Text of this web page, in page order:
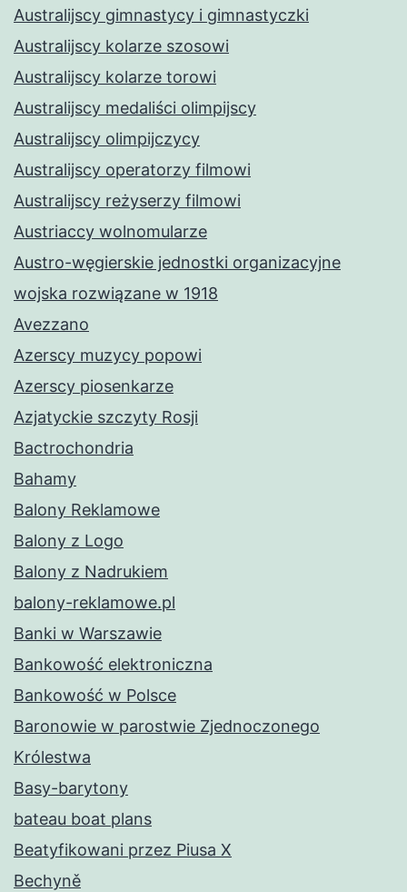
Australijscy gimnastycy i gimnastyczki
Australijscy kolarze szosowi
Australijscy kolarze torowi
Australijscy medaliści olimpijscy
Australijscy olimpijczycy
Australijscy operatorzy filmowi
Australijscy reżyserzy filmowi
Austriaccy wolnomularze
Austro-węgierskie jednostki organizacyjne
wojska rozwiązane w 1918
Avezzano
Azerscy muzycy popowi
Azerscy piosenkarze
Azjatyckie szczyty Rosji
Bactrochondria
Bahamy
Balony Reklamowe
Balony z Logo
Balony z Nadrukiem
balony-reklamowe.pl
Banki w Warszawie
Bankowość elektroniczna
Bankowość w Polsce
Baronowie w parostwie Zjednoczonego
Królestwa
Basy-barytony
bateau boat plans
Beatyfikowani przez Piusa X
Bechyně